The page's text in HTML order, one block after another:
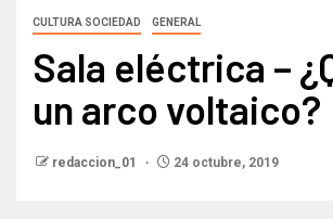
CULTURA SOCIEDAD GENERAL
Sala eléctrica –
un arco voltaico?
redaccion_01 24 octubre, 2019